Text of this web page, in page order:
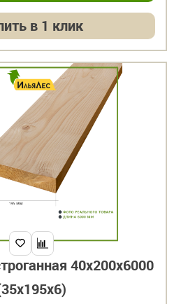
в 1 клик
40х200х6000